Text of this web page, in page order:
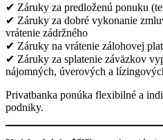
✔ Záruky za predloženú ponuku
✔ Záruky za dobré vykonanie
vrátenie zádržného
✔ Záruky na vrátenie zálohovej
✔ Záruky za splatenie záväzkov
nájomných, úverových a
Privatbanka ponúka flexibilné a
podniky.